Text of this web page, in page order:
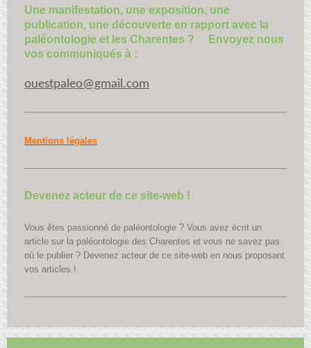
Une manifestation, une exposition, une
publication, une découverte en rapport avec la
paléontologie et les Charentes ? Envoyez nous
vos communiqués à :
ouestpaleo@gmail.com
Mentions légales
Devenez acteur de ce site-web !
Vous êtes passionné de paléontologie ? Vous avez écrit un
article sur la paléontologie des Charentes et vous ne savez pas
où le publier ? Devenez acteur de ce site-web en nous proposant
vos articles !